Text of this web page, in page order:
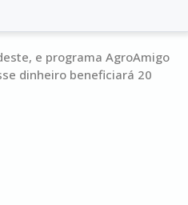
e programa AgroAmigo
dinheiro beneficiará 20